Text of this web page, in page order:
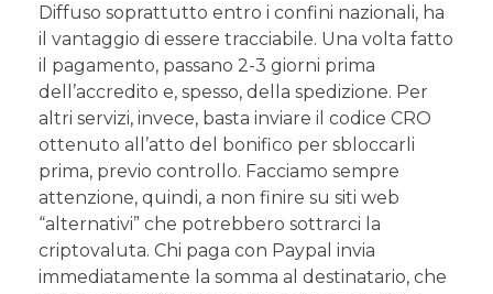
Diffuso soprattutto entro i confini nazionali, ha
il vantaggio di essere tracciabile. Una volta fatto
il pagamento, passano 2-3 giorni prima
dell’accredito e, spesso, della spedizione. Per
altri servizi, invece, basta inviare il codice CRO
ottenuto all’atto del bonifico per sbloccarli
prima, previo controllo. Facciamo sempre
attenzione, quindi, a non finire su siti web
“alternativi” che potrebbero sottrarci la
criptovaluta. Chi paga con Paypal invia
immediatamente la somma al destinatario, che